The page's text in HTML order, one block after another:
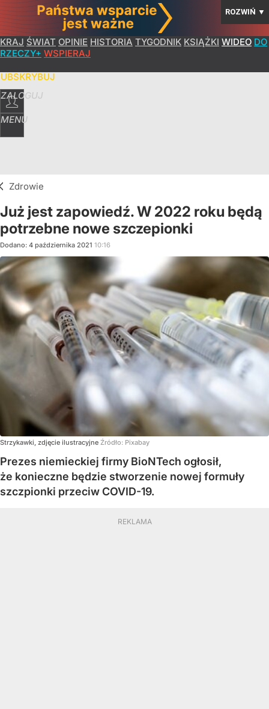
ROZWIŃ ▼
KRAJ ŚWIAT OPINIE HISTORIA TYGODNIK KSIĄŻKI WIDEO DO
RZECZY+ WSPIERAJ
ZALOGUJ
MENU
Zdrowie
Już jest zapowiedź. W 2022 roku będą
potrzebne nowe szczepionki
Dodano: 4 października 2021 10:16
Strzykawki, zdjęcie ilustracyjne Źródło: Pixabay
Prezes niemieckiej firmy BioNTech ogłosił,
że konieczne będzie stworzenie nowej formuły
szczpionki przeciw COVID-19.